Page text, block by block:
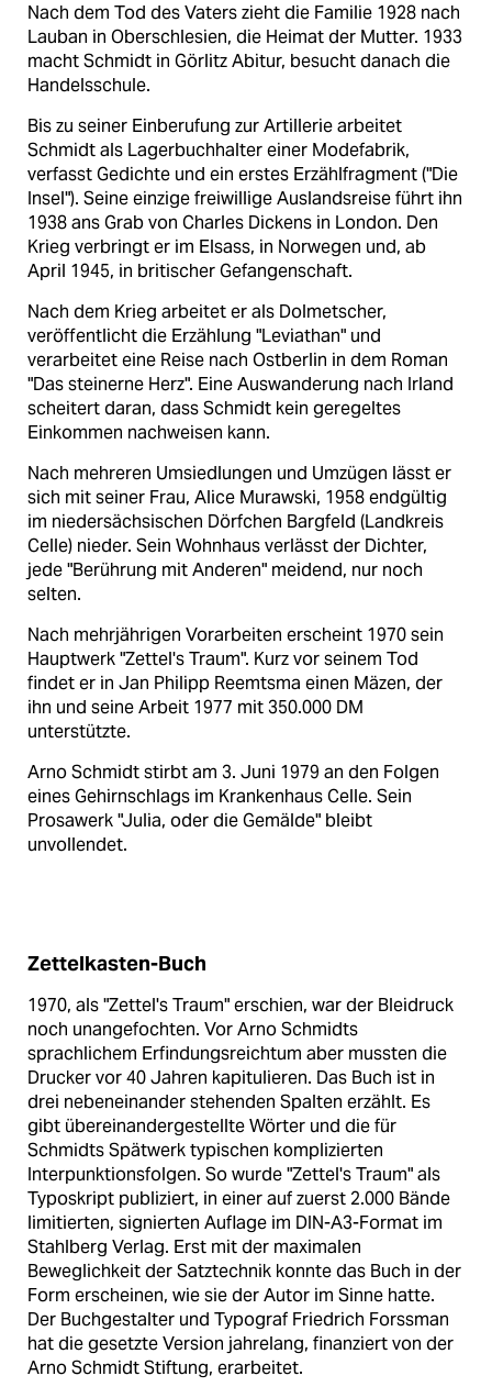
Nach dem Tod des Vaters zieht die Familie 1928 nach
Lauban in Oberschlesien, die Heimat der Mutter. 1933
macht Schmidt in Görlitz Abitur, besucht danach die
Handelsschule.
Bis zu seiner Einberufung zur Artillerie arbeitet
Schmidt als Lagerbuchhalter einer Modefabrik,
verfasst Gedichte und ein erstes Erzählfragment ("Die
Insel"). Seine einzige freiwillige Auslandsreise führt ihn
1938 ans Grab von Charles Dickens in London. Den
Krieg verbringt er im Elsass, in Norwegen und, ab
April 1945, in britischer Gefangenschaft.
Nach dem Krieg arbeitet er als Dolmetscher,
veröffentlicht die Erzählung "Leviathan" und
verarbeitet eine Reise nach Ostberlin in dem Roman
"Das steinerne Herz". Eine Auswanderung nach Irland
scheitert daran, dass Schmidt kein geregeltes
Einkommen nachweisen kann.
Nach mehreren Umsiedlungen und Umzügen lässt er
sich mit seiner Frau, Alice Murawski, 1958 endgültig
im niedersächsischen Dörfchen Bargfeld (Landkreis
Celle) nieder. Sein Wohnhaus verlässt der Dichter,
jede "Berührung mit Anderen" meidend, nur noch
selten.
Nach mehrjährigen Vorarbeiten erscheint 1970 sein
Hauptwerk "Zettel's Traum". Kurz vor seinem Tod
findet er in Jan Philipp Reemtsma einen Mäzen, der
ihn und seine Arbeit 1977 mit 350.000 DM
unterstützte.
Arno Schmidt stirbt am 3. Juni 1979 an den Folgen
eines Gehirnschlags im Krankenhaus Celle. Sein
Prosawerk "Julia, oder die Gemälde" bleibt
unvollendet.
Zettelkasten-Buch
1970, als "Zettel's Traum" erschien, war der Bleidruck
noch unangefochten. Vor Arno Schmidts
sprachlichem Erfindungsreichtum aber mussten die
Drucker vor 40 Jahren kapitulieren. Das Buch ist in
drei nebeneinander stehenden Spalten erzählt. Es
gibt übereinandergestellte Wörter und die für
Schmidts Spätwerk typischen komplizierten
Interpunktionsfolgen. So wurde "Zettel's Traum" als
Typoskript publiziert, in einer auf zuerst 2.000 Bände
limitierten, signierten Auflage im DIN-A3-Format im
Stahlberg Verlag. Erst mit der maximalen
Beweglichkeit der Satztechnik konnte das Buch in der
Form erscheinen, wie sie der Autor im Sinne hatte.
Der Buchgestalter und Typograf Friedrich Forssman
hat die gesetzte Version jahrelang, finanziert von der
Arno Schmidt Stiftung, erarbeitet.